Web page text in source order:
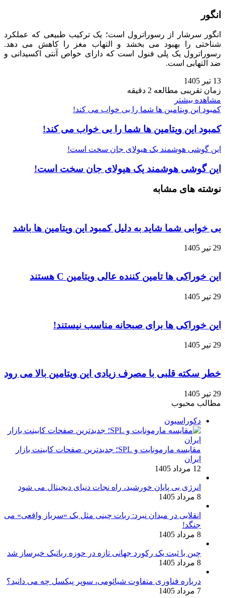
انگور
انگور سرشار از رسوراترول است؛ یک ترکیب طبیعی که عملکرد
شناختی را بهبود می‌ بخشد و التهاب مغز را کاهش می‌ دهد.
رسوراترول یک پلی فنول است که دارای خواص آنتی اکسیدانی و
ضد التهابی است.
13 تیر 1405
زمان تقریبی مطالعه 2 دقیقه
مشاهده بیشتر
کمبود این ویتامین‌ ها شما را بی خواب می کند!
کمبود این ویتامین‌ ها شما را بی خواب می کند!
این گوشی هوشمند یک هیولای جان‌ سخت است!
این گوشی هوشمند یک هیولای جان‌ سخت است!
نوشته های مشابه
بی خوابی شما شاید به دلیل کمبود این ویتامین ها باشد
29 تیر 1405
این خوراکی‌ ها تامین کننده عالی ویتامین C هستند
29 تیر 1405
این خوراکی‌ ها برای صبحانه مناسب نیستند!
29 تیر 1405
خطر سکته قلبی با مصرف زیادی این ویتامین بالا می رود
29 تیر 1405
مطالب محبوب
دکوراسیون
مقایسه مارمونایت و SPL؛ جدیدترین صفحات کابینت بازار
ایران
12 مرداد 1405
انرژی بی‌ پایان خورشید، راه نجات دنیای دیجیتال می شود
8 مرداد 1405
انقلابی در میدان نبرد: ربات چینی مثل یک «سرباز واقعی» می‌
جنگد!
8 مرداد 1405
چین با ثبت یک رکورد جهانی تازه در حوزه رباتیک خبرساز شد
8 مرداد 1405
درباره فناوری متفاوت شیائومی، سوپر پیکسل چه می دانید؟
7 مرداد 1405